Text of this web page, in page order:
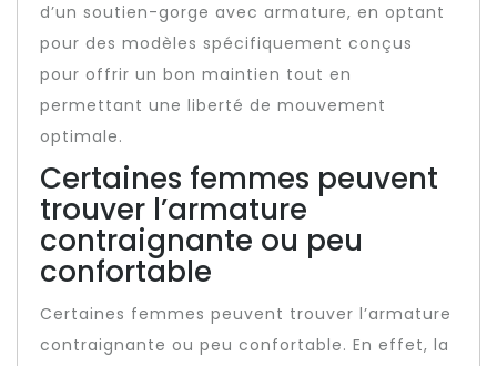
d’un soutien-gorge avec armature, en optant
pour des modèles spécifiquement conçus
pour offrir un bon maintien tout en
permettant une liberté de mouvement
optimale.
Certaines femmes peuvent
trouver l’armature
contraignante ou peu
confortable
Certaines femmes peuvent trouver l’armature
contraignante ou peu confortable. En effet, la